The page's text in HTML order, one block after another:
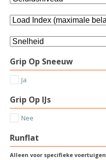
Grip Op Sneeuw
Ja
Grip Op IJs
Nee
Runflat
Alleen voor specifieke voertuigen